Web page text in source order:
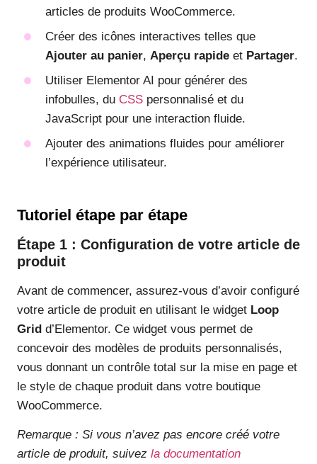
articles de produits WooCommerce.
Créer des icônes interactives telles que
Ajouter au panier, Aperçu rapide et Partager.
Utiliser Elementor AI pour générer des
infobulles, du CSS personnalisé et du
JavaScript pour une interaction fluide.
Ajouter des animations fluides pour améliorer
l’expérience utilisateur.
Tutoriel étape par étape
Étape 1 : Configuration de votre article de
produit
Avant de commencer, assurez-vous d’avoir configuré
votre article de produit en utilisant le widget Loop
Grid d’Elementor. Ce widget vous permet de
concevoir des modèles de produits personnalisés,
vous donnant un contrôle total sur la mise en page et
le style de chaque produit dans votre boutique
WooCommerce.
Remarque : Si vous n’avez pas encore créé votre
article de produit, suivez la documentation